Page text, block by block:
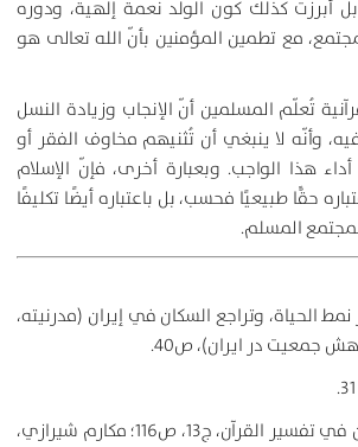
بل أبرزت كذلك كون الولد نعمةً إلهية، ودوره
مع تطمين المؤمنين بأنّ الله تعالى هو
تُعلّم المسلمين أنّ الإنجاب وزيادة النسل
وأنّه لا ينبغي أن تُثنيهم مخاوف الفقر أو
أداء هذا الواجب. وبعبارة أخرى، فإنّ الإسلام
حقًّا طبيعيًا فحسب، بل باعتباره أيضًا تكليفًا
المسلم.
نمط الحياة، وتراجع السكان في إيران (مدرنیته،
جمعیت در ایران)، ص40.
الطباطبائي، الميزان في تفسير القرآن، ج13، ص116؛ مكارم شيرازي،